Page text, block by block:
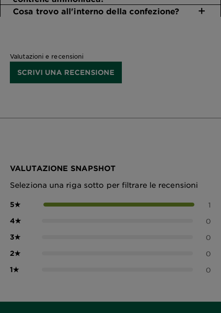
Cosa trovo all'interno della confezione?
Valutazioni e recensioni
SCRIVI UNA RECENSIONE
VALUTAZIONE SNAPSHOT
Seleziona una riga sotto per filtrare le recensioni
5★ 1
4★ 0
3★ 0
2★ 0
1★ 0